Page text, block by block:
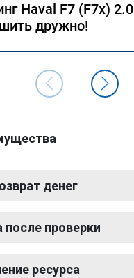
Haval F7 (F7x)
дружно!
денег
после проверки
ресурса